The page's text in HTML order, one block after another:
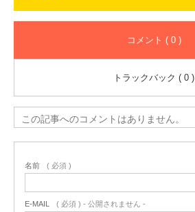
コメント ( 0 )
トラックバック ( 0 )
この記事へのコメントはありません。
名前 ( 必須 )
E-MAIL ( 必須 ) - 公開されません -